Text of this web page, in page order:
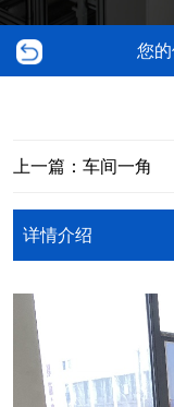
您的
上一篇：车间一角
详情介绍